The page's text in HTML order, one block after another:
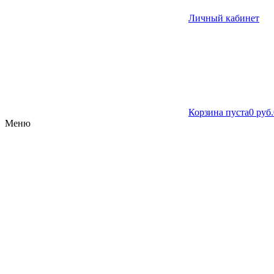
Личный кабинет
Корзина пуста0 руб.
Меню